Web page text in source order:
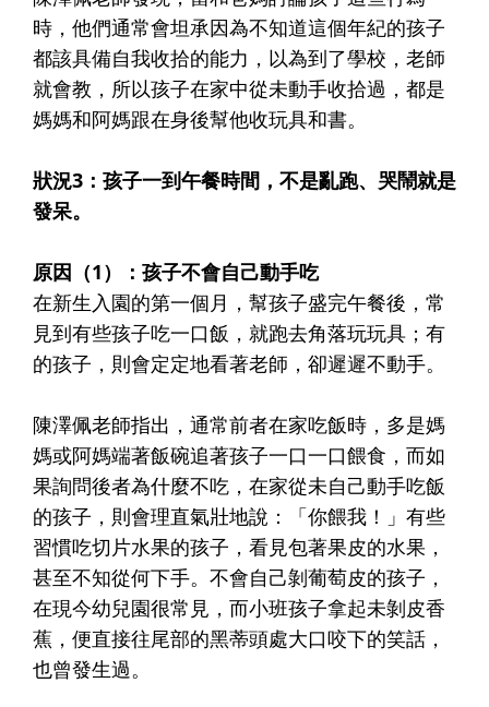
時，他們通常會坦承因為不知道這個年紀的孩子
都該具備自我收拾的能力，以為到了學校，老師
就會教，所以孩子在家中從未動手收拾過，都是
媽媽和阿媽跟在身後幫他收玩具和書。
狀況3：孩子一到午餐時間，不是亂跑、哭鬧就是
發呆。
原因 （1）
：孩子不會自己動手吃
在新生入園的第一個月，幫孩子盛完午餐後，常
見到有些孩子吃一口飯，就跑去角落玩玩具；有
的孩子，則會定定地看著老師，卻遲遲不動手。
陳澤佩老師指出，通常前者在家吃飯時，多是媽
媽或阿媽端著飯碗追著孩子一口一口餵食，而如
果詢問後者為什麼不吃，在家從未自己動手吃飯
的孩子，則會理直氣壯地說：「你餵我！」有些
習慣吃切片水果的孩子，看見包著果皮的水果，
甚至不知從何下手。不會自己剝葡萄皮的孩子，
在現今幼兒園很常見，而小班孩子拿起未剝皮香
蕉，便直接往尾部的黑蒂頭處大口咬下的笑話，
也曾發生過。